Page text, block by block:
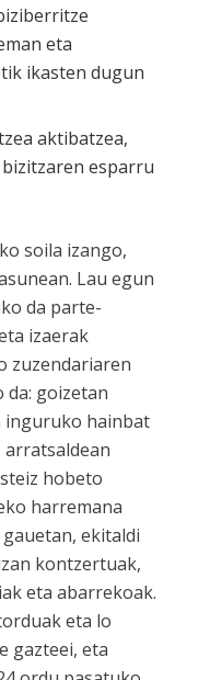
eta
ikasten dugun
aktibatzea,
esparru
soila izango,
Lau egun
da parte-
izaerak
zuzendariaren
da: goizetan
inguruko hainbat
hobeto
harremana
ekitaldi
kontzertuak,
eta abarrekoak.
eta lo
gazteei, eta